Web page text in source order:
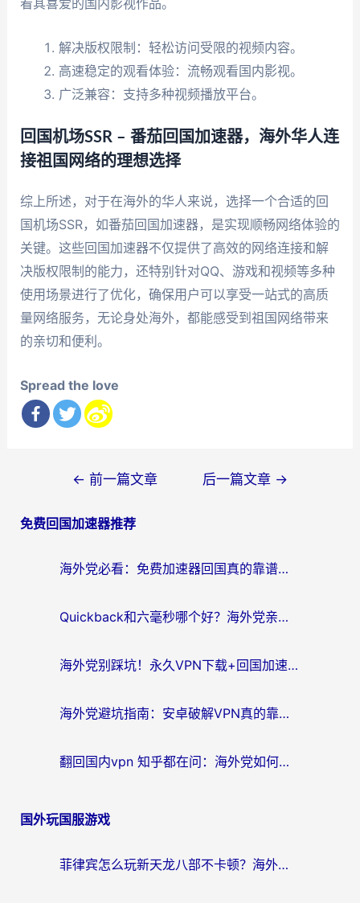
看其喜爱的国内影视作品。
解决版权限制：轻松访问受限的视频内容。
高速稳定的观看体验：流畅观看国内影视。
广泛兼容：支持多种视频播放平台。
回国机场SSR – 番茄回国加速器，海外华人连
接祖国网络的理想选择
综上所述，对于在海外的华人来说，选择一个合适的回
国机场SSR，如番茄回国加速器，是实现顺畅网络体验的
关键。这些回国加速器不仅提供了高效的网络连接和解
决版权限制的能力，还特别针对QQ、游戏和视频等多种
使用场景进行了优化，确保用户可以享受一站式的高质
量网络服务，无论身处海外，都能感受到祖国网络带来
的亲切和便利。
Spread the love
导
← 前一篇文章 后一篇文章 →
免费回国加速器推荐
海外党必看：免费加速器回国真的靠谱吗？3步教你选到好用的归雁替代
Quickback和六毫秒哪个好？海外党亲测：选对回国加速器，无缝刷剧办公不再愁
海外党别踩坑！永久VPN下载+回国加速器选择指南，无缝刷国内剧游戏支付
海外党避坑指南：安卓破解VPN真的靠谱吗？教你选对回国加速器无缝刷国内资源
翻回国内vpn 知乎都在问：海外党如何选对加速器，无缝刷剧打游戏？
国外玩国服游戏
菲律宾怎么玩新天龙八部不卡顿？海外党国服游戏加速器终极指南（附欧洲国外玩家实测）